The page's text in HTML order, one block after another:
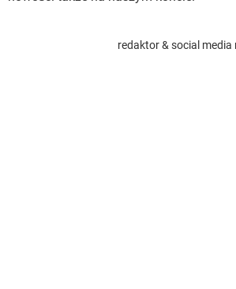
redaktor & social media